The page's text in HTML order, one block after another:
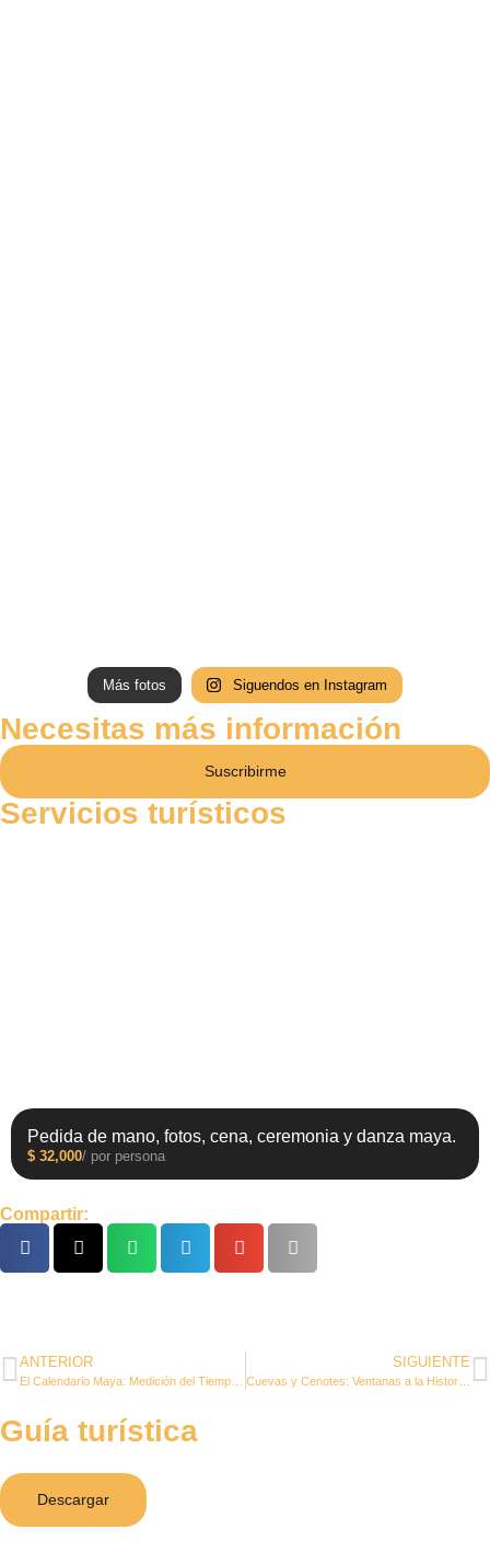
Más fotos Siguendos en Instagram
Necesitas más información
Suscribirme
Servicios turísticos
Pedida de mano, fotos, cena, ceremonia y danza maya.
$ 32,000/ por persona
Compartir:
ANTERIOR SIGUIENTE
Cuevas y Cenotes: Ventanas a la Historia Geológica y Cultural de Yucatán
Guía turística
Descargar